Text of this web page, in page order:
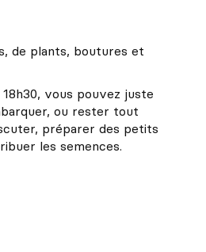
de plants, boutures et
vous pouvez juste
ou rester tout
préparer des petits
les semences.